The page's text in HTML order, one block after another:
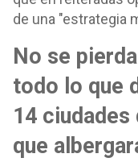
de una "estrategia
No se
todo lo que
14 ciudades
que